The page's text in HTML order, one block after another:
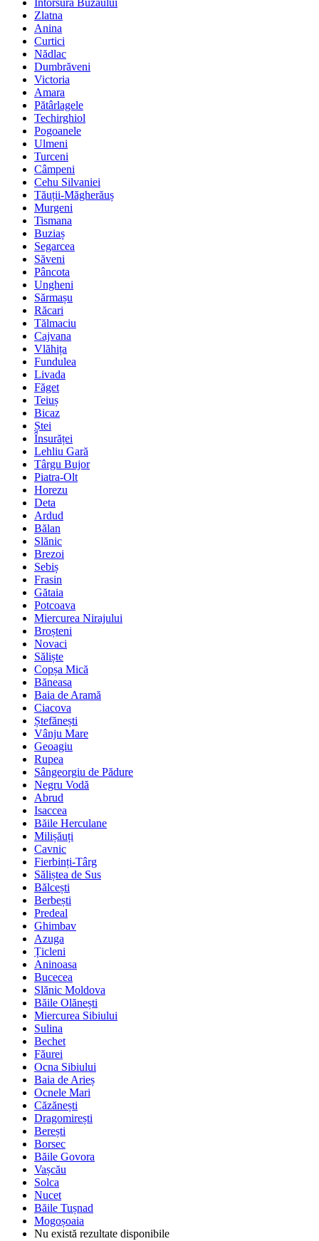
Întorsura Buzăului
Zlatna
Anina
Curtici
Nădlac
Dumbrăveni
Victoria
Amara
Pătârlagele
Techirghiol
Pogoanele
Ulmeni
Turceni
Câmpeni
Cehu Silvaniei
Tăuții-Măgherăuș
Murgeni
Tismana
Buziaș
Segarcea
Săveni
Pâncota
Ungheni
Sărmașu
Răcari
Tălmaciu
Cajvana
Vlăhița
Fundulea
Livada
Făget
Teiuș
Bicaz
Ștei
Însurăței
Lehliu Gară
Târgu Bujor
Piatra-Olt
Horezu
Deta
Ardud
Bălan
Slănic
Brezoi
Sebiș
Frasin
Gătaia
Potcoava
Miercurea Nirajului
Broșteni
Novaci
Săliște
Copșa Mică
Băneasa
Baia de Aramă
Ciacova
Ștefănești
Vânju Mare
Geoagiu
Rupea
Sângeorgiu de Pădure
Negru Vodă
Abrud
Isaccea
Băile Herculane
Milișăuți
Cavnic
Fierbinți-Târg
Săliștea de Sus
Bălcești
Berbești
Predeal
Ghimbav
Azuga
Țicleni
Aninoasa
Bucecea
Slănic Moldova
Băile Olănești
Miercurea Sibiului
Sulina
Bechet
Făurei
Ocna Sibiului
Baia de Arieș
Ocnele Mari
Căzănești
Dragomirești
Berești
Borsec
Băile Govora
Vașcău
Solca
Nucet
Băile Tușnad
Mogoșoaia
Nu există rezultate disponibile